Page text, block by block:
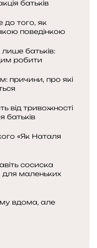
батьків
до того, як
поведінкою
батьків:
робити
причини, про які
від тривожності
батьків
«Як Наталя
сосиска
маленьких
вдома, але